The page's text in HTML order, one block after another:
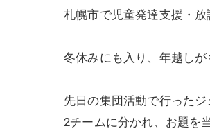
札幌市で児童発達支援・ 放
冬休みにも入り、年越しが
先日の集団活動で行った
2チームに分かれ、お題を